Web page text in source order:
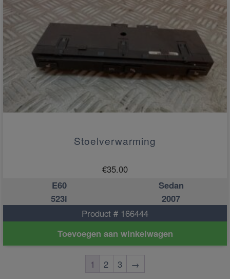
Stoelverwarming
€35.00
E60
Sedan
523i
2007
Product # 166444
Toevoegen aan winkelwagen
1 2 3 →